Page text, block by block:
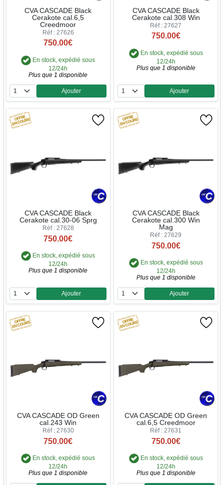
CVA CASCADE Black
Cerakote cal.6,5
Creedmoor
Réf : 27626
750.00€
En stock, expédié sous
12/24h
Plus que 1 disponible
Quantité
Ajouter
CVA CASCADE Black
Cerakote cal.308 Win
Réf : 27627
750.00€
En stock, expédié sous
12/24h
Plus que 1 disponible
Quantité
Ajouter
CVA CASCADE Black
Cerakote cal.30-06 Sprg
Réf : 27628
750.00€
En stock, expédié sous
12/24h
Plus que 1 disponible
Quantité
Ajouter
CVA CASCADE Black
Cerakote cal.300 Win
Mag
Réf : 27629
750.00€
En stock, expédié sous
12/24h
Plus que 1 disponible
Quantité
Ajouter
CVA CASCADE OD Green
cal.243 Win
Réf : 27630
750.00€
En stock, expédié sous
12/24h
Plus que 1 disponible
CVA CASCADE OD Green
cal.6,5 Creedmoor
Réf : 27631
750.00€
En stock, expédié sous
12/24h
Plus que 1 disponible